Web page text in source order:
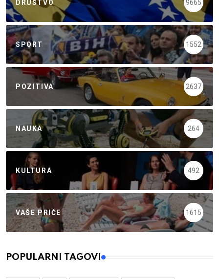
DRUŠTVO 9665
SPORT 1552
POZITIVA 2637
NAUKA 264
KULTURA 492
VAŠE PRIČE 1615
POPULARNI TAGOVI